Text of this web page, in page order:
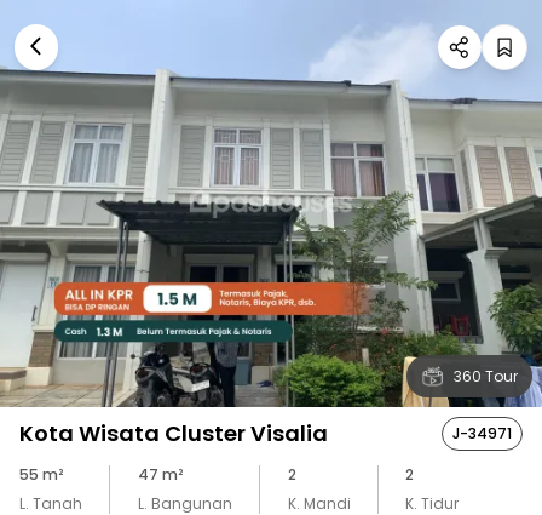
360 Tour
Kota Wisata Cluster Visalia
J-34971
55 m²
L. Tanah
47 m²
L. Bangunan
2
K. Mandi
2
K. Tidur